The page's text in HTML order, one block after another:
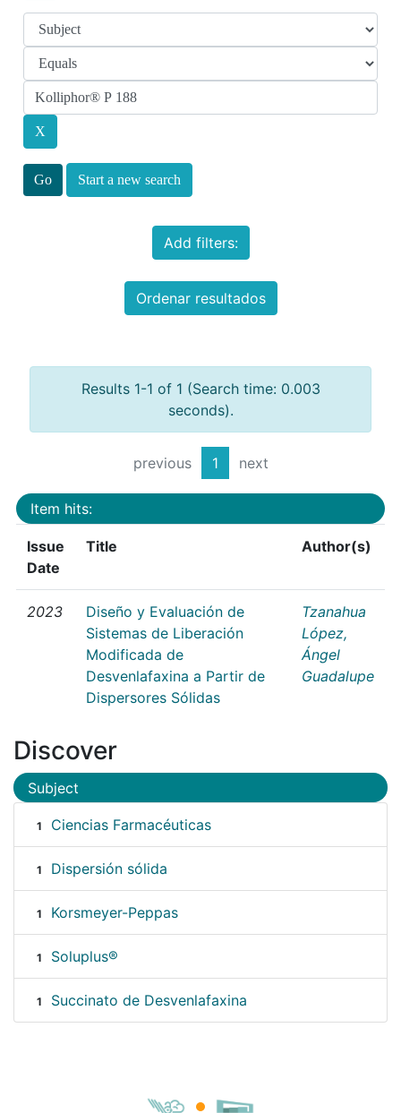
Start a new search
Add filters:
Ordenar resultados
Results 1-1 of 1 (Search time: 0.003
seconds).
previous 1 next
Item hits:
Issue
Date
Title Author(s)
2023
Diseño y Evaluación de
Sistemas de Liberación
Modificada de
Desvenlafaxina a Partir de
Dispersores Sólidas
Tzanahua
López,
Ángel
Guadalupe
Discover
Subject
1 Ciencias Farmacéuticas
1 Dispersión sólida
1 Korsmeyer-Peppas
1 Soluplus®
1 Succinato de Desvenlafaxina